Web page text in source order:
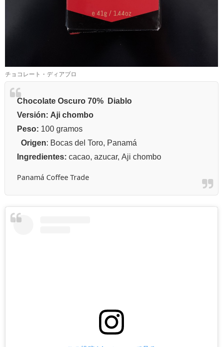
チョコレート・ディアブロ
Chocolate Oscuro 70% Diablo
Versión: Aji chombo
Peso: 100 gramos
Origen: Bocas del Toro, Panamá
Ingredientes: cacao, azucar, Aji chombo
Panamá Coffee Trade